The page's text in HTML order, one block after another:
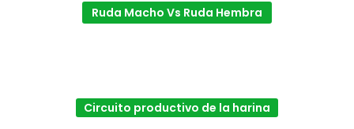
Ruda Macho Vs Ruda Hembra
Circuito productivo de la harina